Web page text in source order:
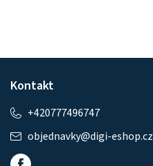
Kontakt
objednavky@digi-eshop.cz
+420777496747